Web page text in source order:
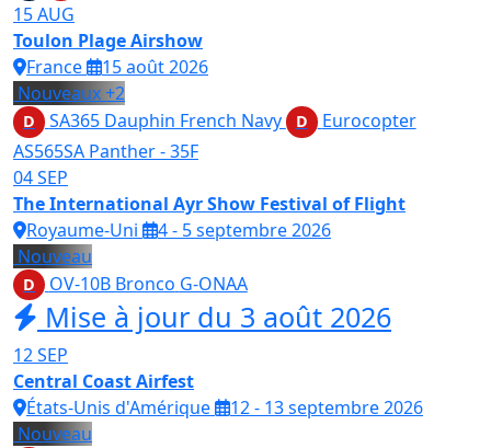
15AUG
Toulon Plage Airshow
France
15 août 2026
Nouveaux+2
D SA365 Dauphin French Navy D
Eurocopter
AS565SA Panther - 35F
04SEP
The International Ayr Show Festival of Flight
Royaume-Uni
4 - 5 septembre 2026
Nouveau
D OV-10B Bronco G-ONAA
Mise à jour du 3 août 2026
12SEP
Central Coast Airfest
États-Unis d'Amérique
12 - 13 septembre 2026
Nouveau